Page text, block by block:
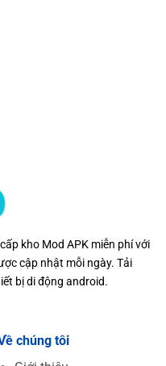
kho Mod APK miễn phí với
cập nhật mỗi ngày. Tải
bị di động android.
chúng tôi